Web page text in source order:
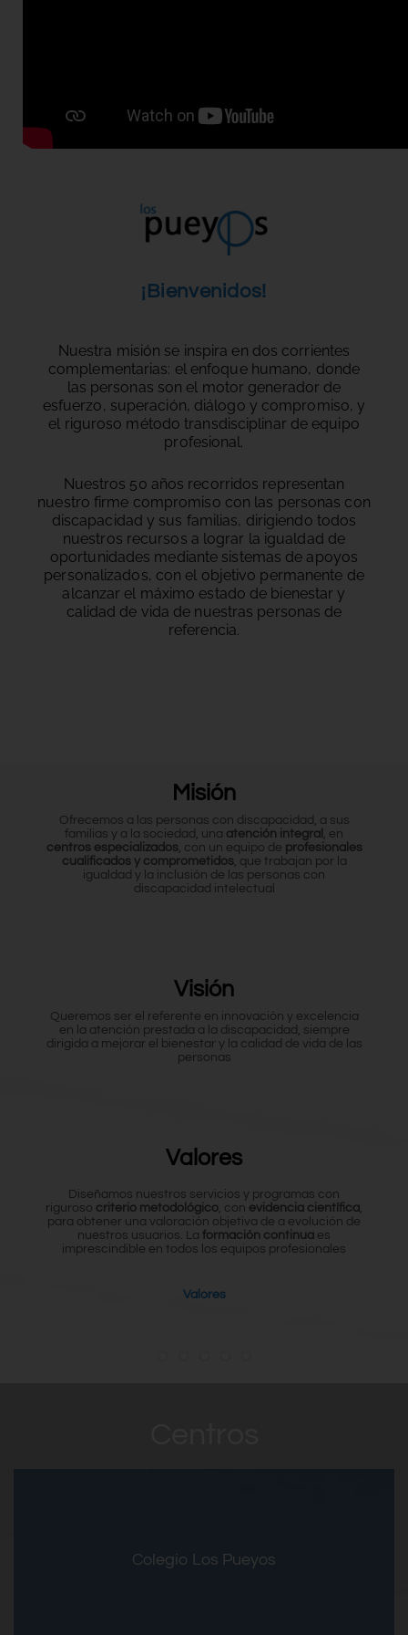
¡Bienvenidos!
Nuestra misión se inspira en dos corrientes
complementarias: el enfoque humano, donde
las personas son el motor generador de
esfuerzo, superación, diálogo y compromiso, y
el riguroso método transdisciplinar de equipo
profesional.
Nuestros 50 años recorridos representan
nuestro firme compromiso con las personas con
discapacidad y sus familias, dirigiendo todos
nuestros recursos a lograr la igualdad de
oportunidades mediante sistemas de apoyos
personalizados, con el objetivo permanente de
alcanzar el máximo estado de bienestar y
calidad de vida de nuestras personas de
referencia.
Misión
Ofrecemos a las personas con discapacidad, a sus
familias y a la sociedad, una atención integral
, en
centros especializados, con un equipo de profesionales
cualificados y comprometidos, que trabajan por la
igualdad y la inclusión de las personas con
discapacidad intelectual
Visión
Queremos ser el referente en innovación y excelencia
en la atención prestada a la discapacidad, siempre
dirigida a mejorar el bienestar y la calidad de vida de las
personas
Valores
Diseñamos nuestros servicios y programas con
riguroso criterio metodológico , con evidencia científica
para obtener una valoración objetiva de a evolución de
nuestros usuarios. La formación continua es
imprescindible en todos los equipos profesionales
Valores
Colegio Los Pueyos
Unidad de Desarrollo Infantil